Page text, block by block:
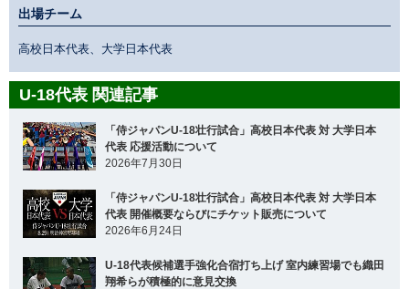
出場チーム
高校日本代表、大学日本代表
U-18代表 関連記事
「侍ジャパンU-18壮行試合」高校日本代表 対 大学日本
代表 応援活動について
2026年7月30日
「侍ジャパンU-18壮行試合」高校日本代表 対 大学日本
代表 開催概要ならびにチケット販売について
2026年6月24日
U-18代表候補選手強化合宿打ち上げ 室内練習場でも織田
翔希らが積極的に意見交換